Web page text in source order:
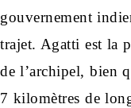
gouvernement
trajet. Agatti est la
de l’archipel, bien
7 kilomètres de